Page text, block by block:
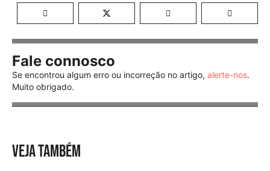
Fale connosco
Se encontrou algum erro ou incorreção no artigo, alerte-nos.
Muito obrigado.
VEJA TAMBÉM